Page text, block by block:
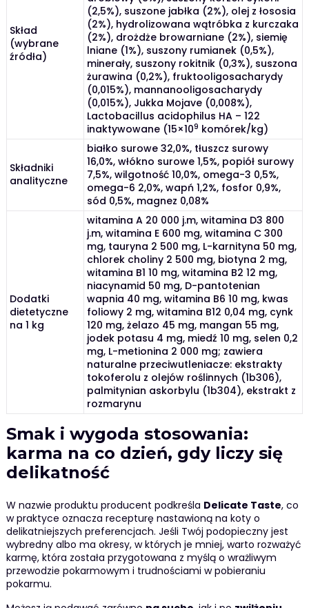
Skład
(wybrane
źródła)
(2,5%), suszone jabłka (2%), olej z łososia
(2%), hydrolizowana wątróbka z kurczaka
(2%), drożdże browarniane (2%), siemię
lniane (1%), suszony rumianek (0,5%),
minerały, suszony rokitnik (0,3%), suszona
żurawina (0,2%), fruktooligosacharydy
(0,015%), mannanooligosacharydy
(0,015%), Jukka Mojave (0,008%),
Lactobacillus acidophilus HA – 122
inaktywowane (15×109 komórek/kg)
Składniki
analityczne
białko surowe 32,0%, tłuszcz surowy
16,0%, włókno surowe 1,5%, popiół surowy
7,5%, wilgotność 10,0%, omega-3 0,5%,
omega-6 2,0%, wapń 1,2%, fosfor 0,9%,
sód 0,5%, magnez 0,08%
Dodatki
dietetyczne
na 1 kg
witamina A 20 000 j.m, witamina D3 800
j.m, witamina E 600 mg, witamina C 300
mg, tauryna 2 500 mg, L-karnityna 50 mg,
chlorek choliny 2 500 mg, biotyna 2 mg,
witamina B1 10 mg, witamina B2 12 mg,
niacynamid 50 mg, D-pantotenian
wapnia 40 mg, witamina B6 10 mg, kwas
foliowy 2 mg, witamina B12 0,04 mg, cynk
120 mg, żelazo 45 mg, mangan 55 mg,
jodek potasu 4 mg, miedź 10 mg, selen 0,2
mg, L-metionina 2 000 mg; zawiera
naturalne przeciwutleniacze: ekstrakty
tokoferolu z olejów roślinnych (1b306),
palmitynian askorbylu (1b304), ekstrakt z
rozmarynu
Smak i wygoda stosowania:
karma na co dzień, gdy liczy się
delikatność
W nazwie produktu producent podkreśla Delicate Taste, co
w praktyce oznacza recepturę nastawioną na koty o
delikatniejszych preferencjach. Jeśli Twój podopieczny jest
wybredny albo ma okresy, w których je mniej, warto rozważyć
karmę, która została przygotowana z myślą o wrażliwym
przewodzie pokarmowym i trudnościami w pobieraniu
pokarmu.